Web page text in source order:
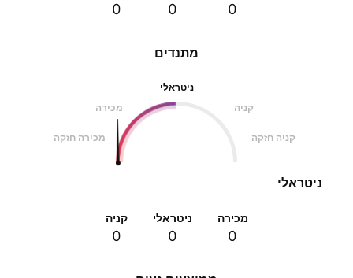
מתנדים
ניטראלי
מכירה
קניה
מכירה חזקה קניה חזקה
ניטראלי
מכירה
0
ניטראלי
0
קניה
0
0
0
0